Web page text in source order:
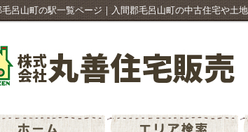
毛呂山町の駅一覧ページ｜入間郡毛呂山町の中古住宅や土